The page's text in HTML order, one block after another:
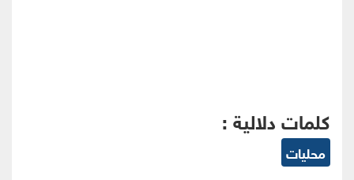
كلمات دلالية :
محليات